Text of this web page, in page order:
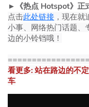
►《热点 Hotspot》正
点击此处链接 ，现在
小事、网络热门话题、
边的小铃铛哦！
看更多: 站在路边的不
车